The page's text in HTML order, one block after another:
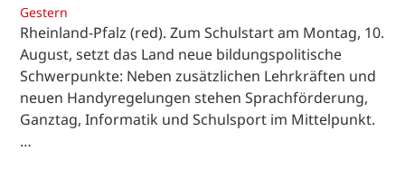
Gestern
Rheinland-Pfalz (red). Zum Schulstart am Montag, 10.
August, setzt das Land neue bildungspolitische
Schwerpunkte: Neben zusätzlichen Lehrkräften und
neuen Handyregelungen stehen Sprachförderung,
Ganztag, Informatik und Schulsport im Mittelpunkt.
…